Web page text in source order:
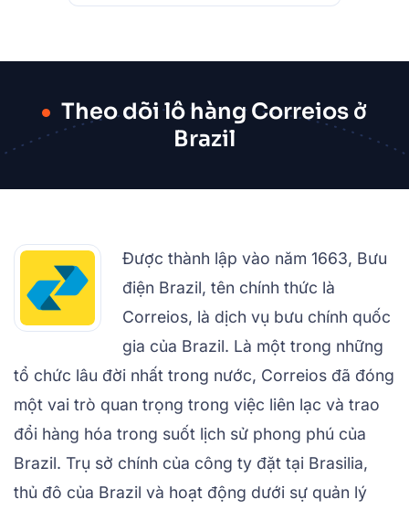
Theo dõi lô hàng Correios ở
Brazil
Được thành lập vào năm 1663, Bưu
điện Brazil, tên chính thức là
Correios, là dịch vụ bưu chính quốc
gia của Brazil. Là một trong những
tổ chức lâu đời nhất trong nước, Correios đã đóng
một vai trò quan trọng trong việc liên lạc và trao
đổi hàng hóa trong suốt lịch sử phong phú của
Brazil. Trụ sở chính của công ty đặt tại Brasilia,
thủ đô của Brazil và hoạt động dưới sự quản lý